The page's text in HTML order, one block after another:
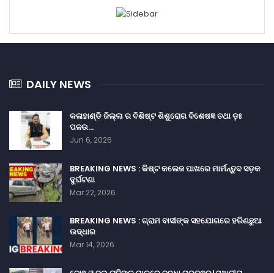
DAILY NEWS
କଳାହାଣ୍ଡି ଜିଲ୍ଲା ର ବିଶିଷ୍ଟ ଶିଶୁରୋଗ ବିଶେଷଜ୍ଞ ତଥା ଡ଼ଃ
ପଳଉ…
Jun 6, 2026
BREAKING NEWS : କିଷ୍ଟ କଲେଜ ପାଖରେ ମାର୍ମନ୍ତୁଦ ସଡ଼କ
ଦୁର୍ଘଟଣା
Mar 22, 2026
BREAKING NEWS : ଗ୍ରାମ ବାସୀଙ୍କ ସହଯୋଗରେ ହରିଣଛୁଆ
ଉଦ୍ଧାର
Mar 14, 2026